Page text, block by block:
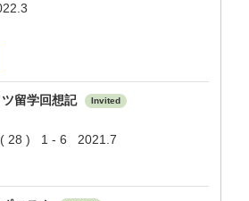
留学回想記 Invited
( 28 ) 1 - 6 2021.7